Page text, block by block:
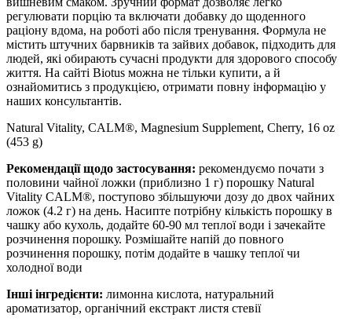
регулювати порцію та включати добавку до щоденного
раціону вдома, на роботі або після тренування. Формула не
містить штучних барвників та зайвих добавок, підходить для
людей, які обирають сучасні продукти для здорового способу
життя. На сайті Biotus можна не тільки купити, а й
ознайомитись з продукцією, отримати повну інформацію у
наших консультантів.
Natural Vitality, CALM®, Magnesium Supplement, Cherry, 16 oz
(453 g)
Рекомендації щодо застосування: рекомендуємо почати з
половини чайної ложки (приблизно 1 г) порошку Natural
Vitality CALM®, поступово збільшуючи дозу до двох чайних
ложок (4.2 г) на день. Насипте потрібну кількість порошку в
чашку або кухоль, додайте 60-90 мл теплої води і зачекайте
розчинення порошку. Розмішайте напій до повного
розчинення порошку, потім додайте в чашку теплої чи
холодної води
Інші інгредієнти: лимонна кислота, натуральний
ароматизатор, органічний екстракт листя стевії